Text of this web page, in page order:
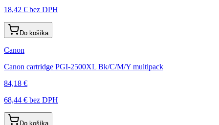
18,42 € bez DPH
Do košíka
Canon
Canon cartridge PGI-2500XL Bk/C/M/Y multipack
84,18 €
68,44 € bez DPH
Do košíka